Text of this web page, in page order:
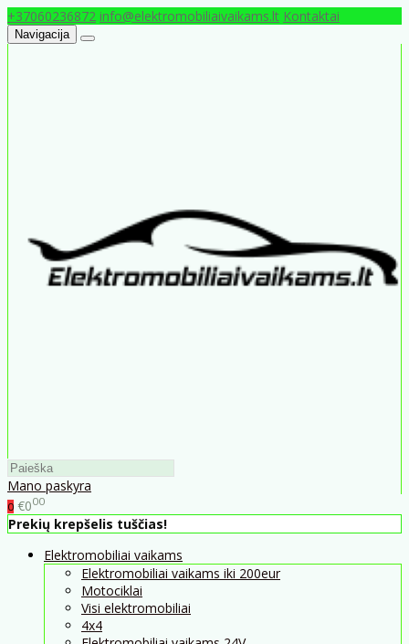
+37060236872 info@elektromobiliaivaikams.lt Kontaktai
Navigacija
Mano paskyra
0 €000
Prekių krepšelis tuščias!
Elektromobiliai vaikams
Elektromobiliai vaikams iki 200eur
Motociklai
Visi elektromobiliai
4x4